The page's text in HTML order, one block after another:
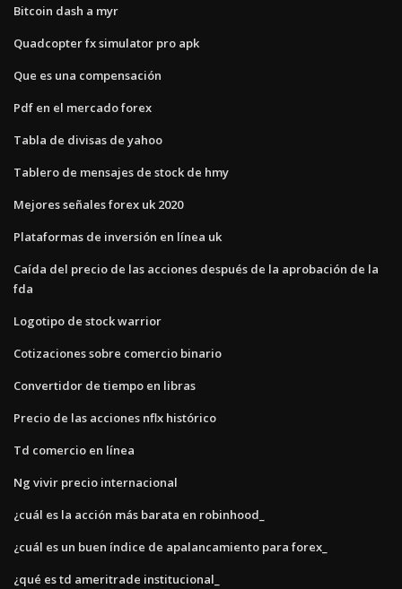
Bitcoin dash a myr
Quadcopter fx simulator pro apk
Que es una compensación
Pdf en el mercado forex
Tabla de divisas de yahoo
Tablero de mensajes de stock de hmy
Mejores señales forex uk 2020
Plataformas de inversión en línea uk
Caída del precio de las acciones después de la aprobación de la
fda
Logotipo de stock warrior
Cotizaciones sobre comercio binario
Convertidor de tiempo en libras
Precio de las acciones nflx histórico
Td comercio en línea
Ng vivir precio internacional
¿cuál es la acción más barata en robinhood_
¿cuál es un buen índice de apalancamiento para forex_
¿qué es td ameritrade institucional_